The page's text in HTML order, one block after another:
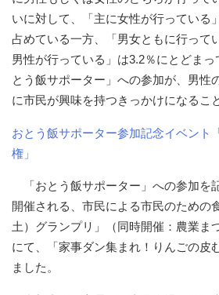
いに対して、「主に女性が行っている
占めている一方、「男女ともに行って
男性が行っている」は3.2％にとどま
とう飯サポーター」への参加が、男性
に市民が興味を持つきっかけになるこ
おとう飯サポーター参加記念イベント
権」
「おとう飯サポーター」への参加を
開催される、市民による市民のための
土）グランプリ」（同時開催：農業ま
にて、「家事ダン集まれ！りんごの皮
ました。